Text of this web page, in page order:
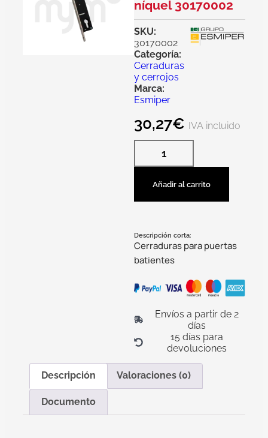
níquel 30170002
SKU:
30170002
Categoría:
Cerraduras
y cerrojos
Marca:
Esmiper
30,27€ IVA incluido
Añadir al carrito
Descripción corta:
Cerraduras para puertas
batientes
Envíos a partir de 2
días
15 días para
devoluciones
Descripción Valoraciones (0)
Documento